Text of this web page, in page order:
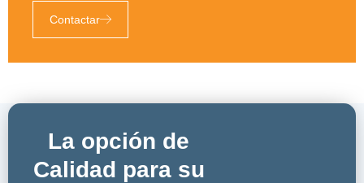
Contactar
La opción de
Calidad para su